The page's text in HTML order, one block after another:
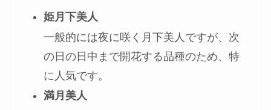
姫月下美人
一般的には夜に咲く月下美人ですが、次
の日の日中まで開花する品種のため、特
に人気です。
満月美人